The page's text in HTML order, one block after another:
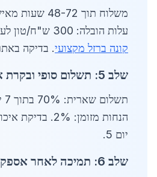
עלות הובלה: 300 ש"ח/טון לעפולה. תיאום עם
קונה ברזל מקצועי. בדיקה
שלב 5: תשלום סופי ובקרת איכות
הנחות מזומן: 2%.
יום 5.
שלב 6: תמיכה לאחר אספקה